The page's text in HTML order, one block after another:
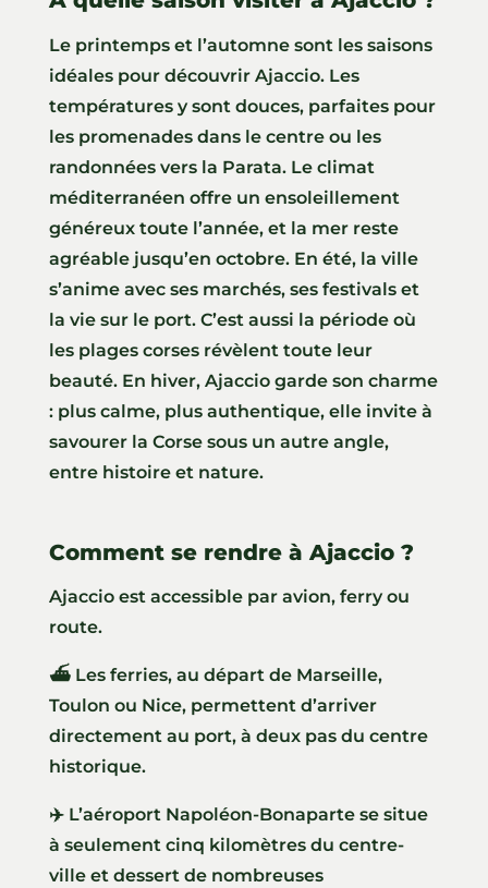
Le printemps et l’automne sont les saisons
idéales pour découvrir Ajaccio. Les
températures y sont douces, parfaites pour
les promenades dans le centre ou les
randonnées vers la Parata. Le climat
méditerranéen offre un ensoleillement
généreux toute l’année, et la mer reste
agréable jusqu’en octobre. En été, la ville
s’anime avec ses marchés, ses festivals et
la vie sur le port. C’est aussi la période où
les plages corses révèlent toute leur
beauté. En hiver, Ajaccio garde son charme
: plus calme, plus authentique, elle invite à
savourer la Corse sous un autre angle,
entre histoire et nature.
Comment se rendre à Ajaccio ?
Ajaccio est accessible par avion, ferry ou
route.
⛴️ Les ferries, au départ de Marseille,
Toulon ou Nice, permettent d’arriver
directement au port, à deux pas du centre
historique.
✈️ L’aéroport Napoléon-Bonaparte se situe
à seulement cinq kilomètres du centre-
ville et dessert de nombreuses